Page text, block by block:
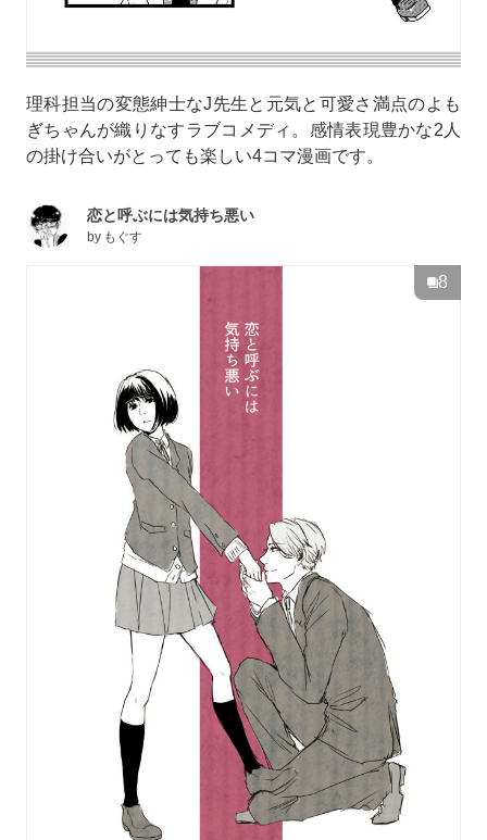
理科担当の変態紳士なJ先生と元気と可愛さ満点のよも
ぎちゃんが織りなすラブコメディ。感情表現豊かな2人
の掛け合いがとっても楽しい4コマ漫画です。
恋と呼ぶには気持ち悪い
by もぐす
8